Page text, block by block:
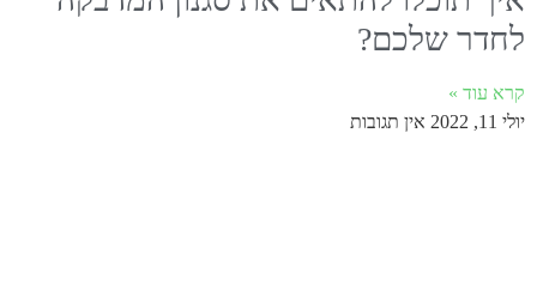
לחדר שלכם?
קרא עוד »
יולי 11, 2022
אין תגובות